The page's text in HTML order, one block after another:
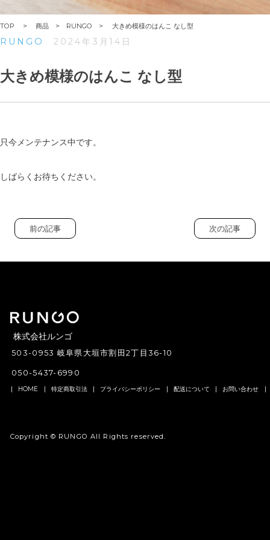
TOP 商品 RUNGO 大きめ模様のはんこ なし型
RUNGO2024年3月14日
大きめ模様のはんこ なし型
只今メンテナンス中です。
しばらくお待ちください。
前の記事 次の記事
株式会社ルンゴ
503-0953 岐阜県大垣市割田2丁目36-10
050-5437-6990
HOME 特定商取引法 プライバシーポリシー 配送について お問い合わせ
Copyright © RUNGO All Rights reserved.